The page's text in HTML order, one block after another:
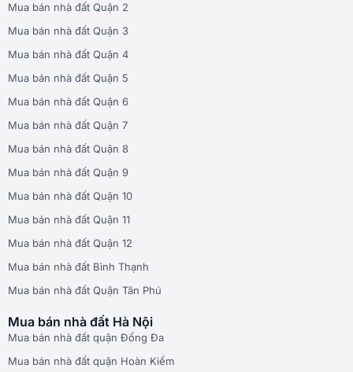
Mua bán nhà đất Quận 2
Mua bán nhà đất Quận 3
Mua bán nhà đất Quận 4
Mua bán nhà đất Quận 5
Mua bán nhà đất Quận 6
Mua bán nhà đất Quận 7
Mua bán nhà đất Quận 8
Mua bán nhà đất Quận 9
Mua bán nhà đất Quận 10
Mua bán nhà đất Quận 11
Mua bán nhà đất Quận 12
Mua bán nhà đất Bình Thạnh
Mua bán nhà đất Quận Tân Phú
Mua bán nhà đất Hà Nội
Mua bán nhà đất quận Đống Đa
Mua bán nhà đất quận Hoàn Kiếm